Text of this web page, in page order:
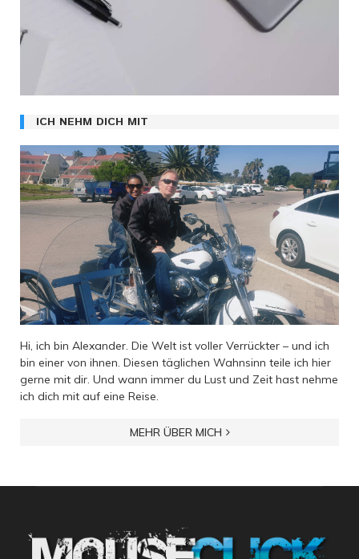
ICH NEHM DICH MIT
Hi, ich bin Alexander. Die Welt ist voller Verrückter – und ich
bin einer von ihnen. Diesen täglichen Wahnsinn teile ich hier
gerne mit dir. Und wann immer du Lust und Zeit hast nehme
ich dich mit auf eine Reise.
MEHR ÜBER MICH